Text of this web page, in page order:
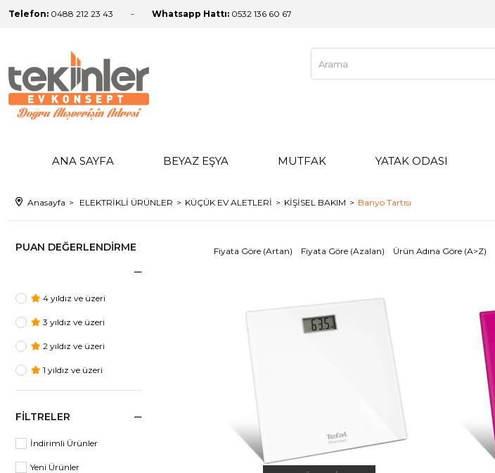
Telefon: 0488 212 23 43 Whatsapp Hattı: 0532 136 60 67
ANA SAYFA BEYAZ EŞYA MUTFAK YATAK ODASI
Anasayfa ELEKTRİKLİ ÜRÜNLER KÜÇÜK EV ALETLERİ KİŞİSEL BAKIM Banyo Tartısı
PUAN DEĞERLENDIRME
4 yıldız ve üzeri
3 yıldız ve üzeri
2 yıldız ve üzeri
1 yıldız ve üzeri
FILTRELER
İndirimli Ürünler
Yeni Ürünler
Fiyata Göre (Artan) Fiyata Göre (Azalan) Ürün Adına Göre (A>Z)